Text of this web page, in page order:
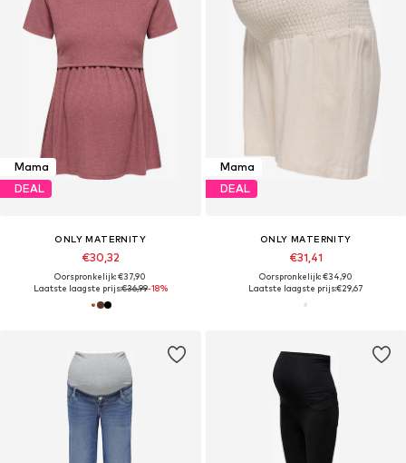
Mama
DEAL
ONLY MATERNITY
€30,32
Oorspronkelijk: €37,90
Laatste laagste prijs:€36,99-18%
Mama
DEAL
ONLY MATERNITY
€31,41
Oorspronkelijk: €34,90
Laatste laagste prijs:€29,67